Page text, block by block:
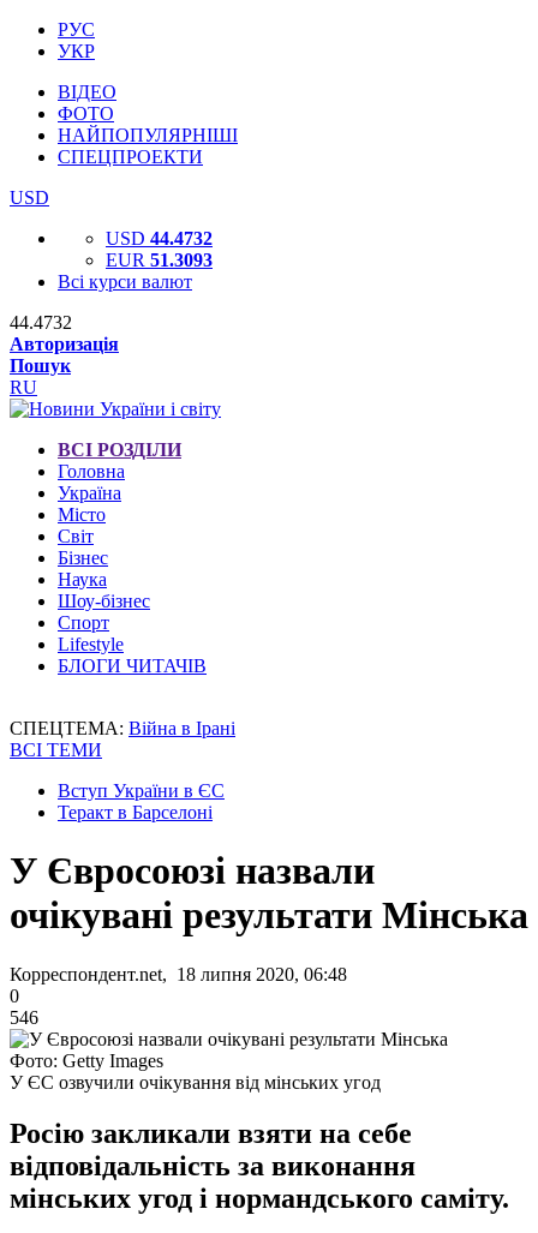
РУС
УКР
ВІДЕО
ФОТО
НАЙПОПУЛЯРНІШІ
СПЕЦПРОЕКТИ
USD
USD 44.4732
EUR 51.3093
Всі курси валют
44.4732
Авторизація
Пошук
RU
ВСІ РОЗДІЛИ
Головна
Україна
Місто
Світ
Бізнес
Наука
Шоу-бізнес
Спорт
Lifestyle
БЛОГИ ЧИТАЧІВ
СПЕЦТЕМА: Війна в Ірані
ВСІ ТЕМИ
Вступ України в ЄС
Теракт в Барселоні
У Євросоюзі назвали
очікувані результати Мінська
Корреспондент.net, 18 липня 2020, 06:48
0
546
Фото: Getty Images
У ЄС озвучили очікування від мінських угод
Росію закликали взяти на себе
відповідальність за виконання
мінських угод і нормандського саміту.